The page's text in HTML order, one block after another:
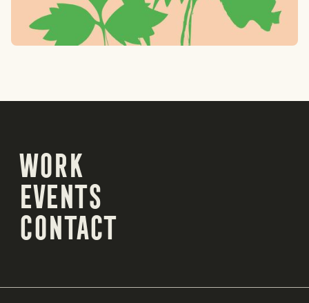
Work
Work
Events
Events
Contact